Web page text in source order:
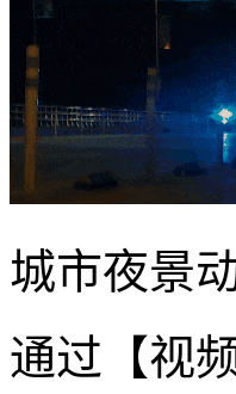
城市夜景
通过【视